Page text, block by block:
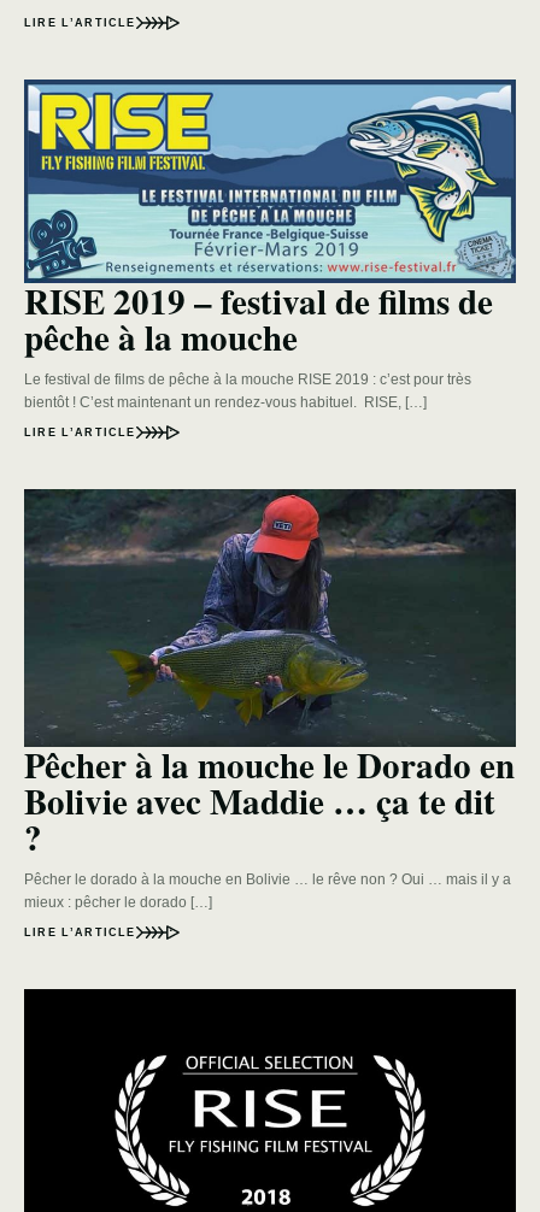
LIRE L’ARTICLE
RISE 2019 – festival de films de
pêche à la mouche
Le festival de films de pêche à la mouche RISE 2019 : c’est pour très
bientôt ! C’est maintenant un rendez-vous habituel. RISE, […]
LIRE L’ARTICLE
Pêcher à la mouche le Dorado en
Bolivie avec Maddie … ça te dit
?
Pêcher le dorado à la mouche en Bolivie … le rêve non ? Oui … mais il y a
mieux : pêcher le dorado […]
LIRE L’ARTICLE